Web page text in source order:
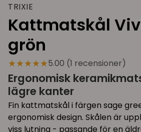
TRIXIE
Kattmatskål
grön
★★★★★5.00 (1 recensioner)
Ergonomisk
lägre kanter
Fin kattmatskål i färgen sage
ergonomisk design. Skålen är
viss lutning - passande för en